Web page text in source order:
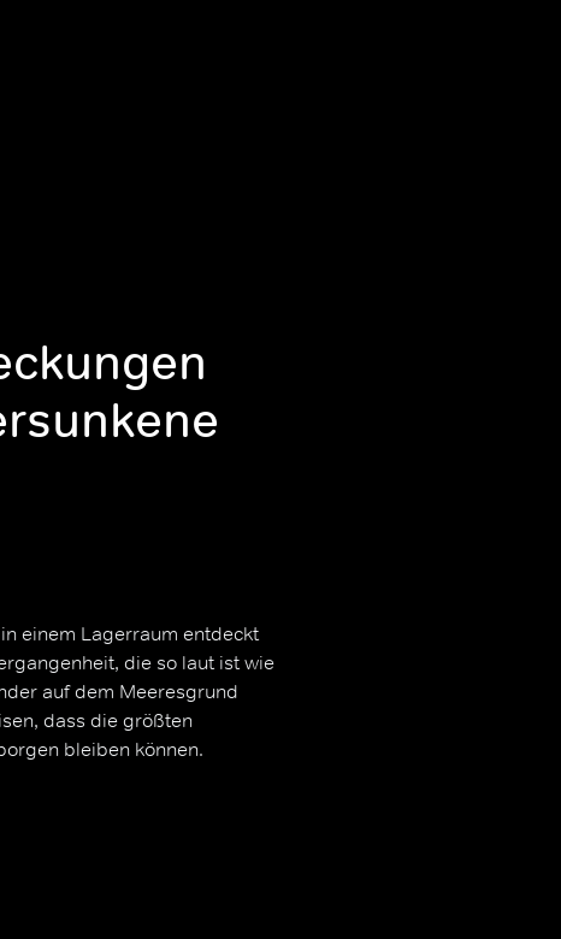
einem Lagerraum entdeckt
die so laut ist wie
auf dem Meeresgrund
dass die größten
bleiben können.